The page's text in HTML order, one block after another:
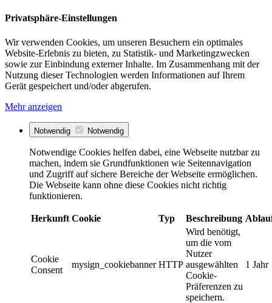
Privatsphäre-Einstellungen
Wir verwenden Cookies, um unseren Besuchern ein optimales
Website-Erlebnis zu bieten, zu Statistik- und Marketingzwecken
sowie zur Einbindung externer Inhalte. Im Zusammenhang mit der
Nutzung dieser Technologien werden Informationen auf Ihrem
Gerät gespeichert und/oder abgerufen.
Mehr anzeigen
Notwendig Notwendig
Notwendige Cookies helfen dabei, eine Webseite nutzbar zu
machen, indem sie Grundfunktionen wie Seitennavigation
und Zugriff auf sichere Bereiche der Webseite ermöglichen.
Die Webseite kann ohne diese Cookies nicht richtig
funktionieren.
Herkunft Cookie Typ Beschreibung
Cookie
Consent
mysign_cookiebanner HTTP
Wird benötigt,
um die vom
Nutzer
ausgewählten
Cookie-
Präferenzen zu
speichern.
1 Jahr